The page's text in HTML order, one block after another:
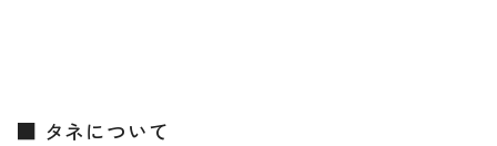
■ タネについて